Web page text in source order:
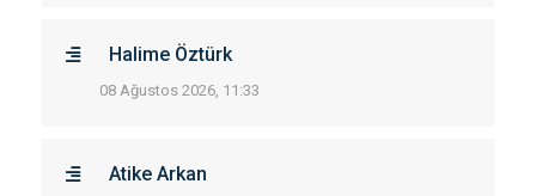
Halime Öztürk
08 Ağustos 2026, 11:33
Atike Arkan